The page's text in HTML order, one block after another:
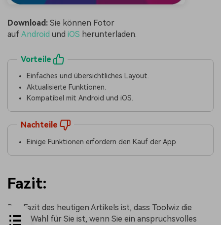
Download: Sie können Fotor
auf Android und iOS herunterladen.
Vorteile
Einfaches und übersichtliches Layout.
Aktualisierte Funktionen.
Kompatibel mit Android und iOS.
Nachteile
Einige Funktionen erfordern den Kauf der App
Fazit:
Das Fazit des heutigen Artikels ist, dass Toolwiz die
beste Wahl für Sie ist, wenn Sie ein anspruchsvolles